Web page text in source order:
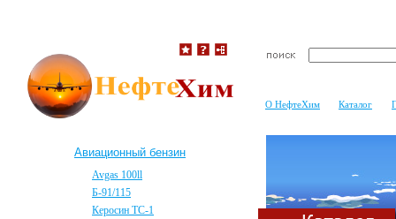
Авиационный бензин
Avgas 100ll
Б-91/115
Керосин ТС-1
О НефтеХим Каталог